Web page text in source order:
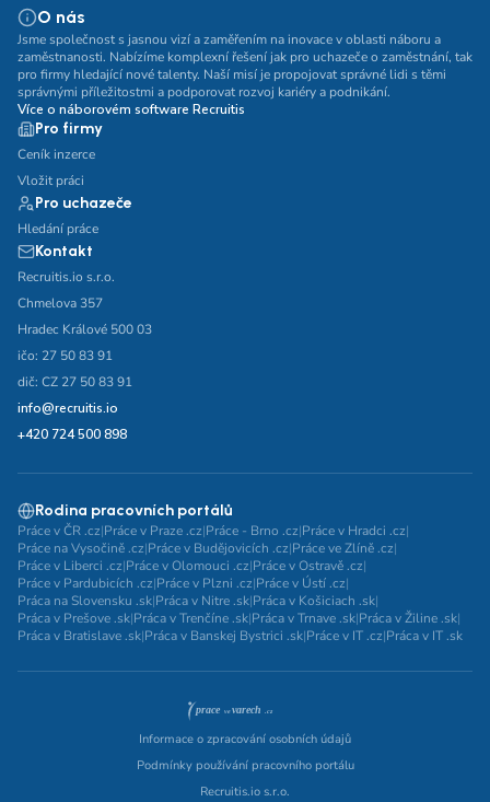
O nás
Jsme společnost s jasnou vizí a zaměřením na inovace v oblasti náboru a
zaměstnanosti. Nabízíme komplexní řešení jak pro uchazeče o zaměstnání, tak
pro firmy hledající nové talenty. Naší misí je propojovat správné lidi s těmi
správnými příležitostmi a podporovat rozvoj kariéry a podnikání.
Více o náborovém software Recruitis
Pro firmy
Ceník inzerce
Vložit práci
Pro uchazeče
Hledání práce
Kontakt
Recruitis.io s.r.o.
Chmelova 357
Hradec Králové 500 03
ičo: 27 50 83 91
dič: CZ 27 50 83 91
info@recruitis.io
+420 724 500 898
Rodina pracovních portálů
Práce v ČR .cz|Práce v Praze .cz|Práce - Brno .cz|Práce v Hradci .cz|
Práce na Vysočině .cz|Práce v Budějovicích .cz|Práce ve Zlíně .cz|
Práce v Liberci .cz|Práce v Olomouci .cz|Práce v Ostravě .cz|
Práce v Pardubicích .cz|Práce v Plzni .cz|Práce v Ústí .cz|
Práca na Slovensku .sk|Práca v Nitre .sk|Práca v Košiciach .sk|
Práca v Prešove .sk|Práca v Trenčíne .sk|Práca v Trnave .sk|Práca v Žiline .sk|
Práca v Bratislave .sk|Práca v Banskej Bystrici .sk|Práce v IT .cz|Práca v IT .sk
Informace o zpracování osobních údajů
Podmínky používání pracovního portálu
Recruitis.io s.r.o.